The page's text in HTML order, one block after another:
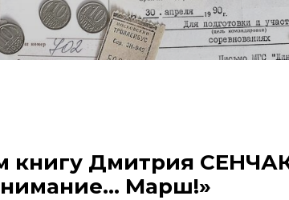
книгу Дмитрия
Марш!»